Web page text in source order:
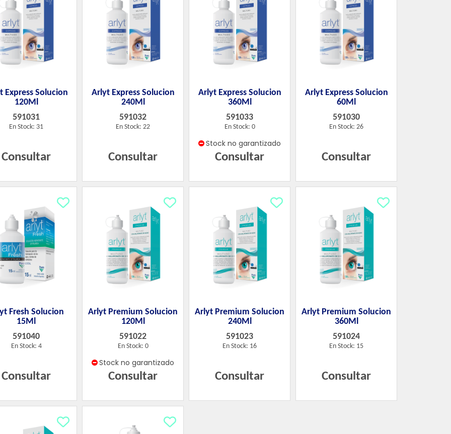
Express Solucion
120Ml
591031
En Stock: 31
Consultar
Arlyt Express Solucion
240Ml
591032
En Stock: 22
Consultar
Arlyt Express Solucion
360Ml
591033
En Stock: 0
Stock no garantizado
Consultar
Arlyt Express Solucion
60Ml
591030
En Stock: 26
Consultar
Fresh Solucion
15Ml
591040
En Stock: 4
Consultar
Arlyt Premium Solucion
120Ml
591022
En Stock: 0
Stock no garantizado
Consultar
Arlyt Premium Solucion
240Ml
591023
En Stock: 16
Consultar
Arlyt Premium Solucion
360Ml
591024
En Stock: 15
Consultar